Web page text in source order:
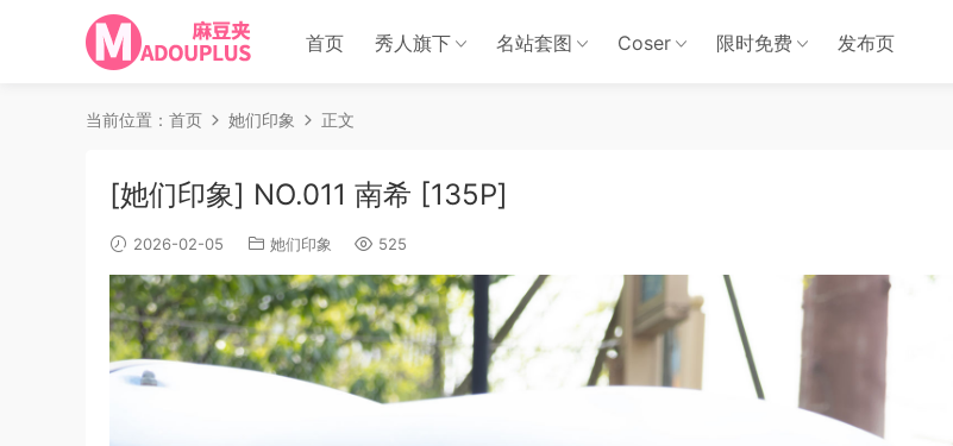
首页 秀人旗下 名站套图 Coser 限时免费 发布页
当前位置： 首页 她们印象 正文
[她们印象] NO.011 南希 [135P]
2026-02-05 她们印象 525